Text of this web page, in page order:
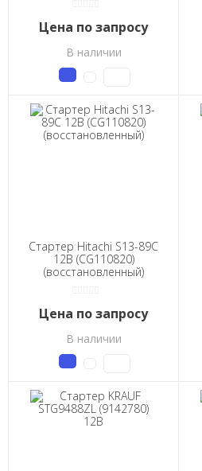
Цена по запросу
В наличии
Стартер Hitachi S13-89C
12В (CG110820)
(восстановленный)
Цена по запросу
В наличии